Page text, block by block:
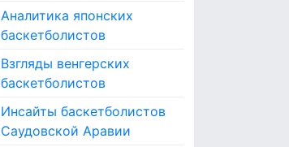
Аналитика японских
баскетболистов
Взгляды венгерских
баскетболистов
Инсайты баскетболистов
Саудовской Аравии